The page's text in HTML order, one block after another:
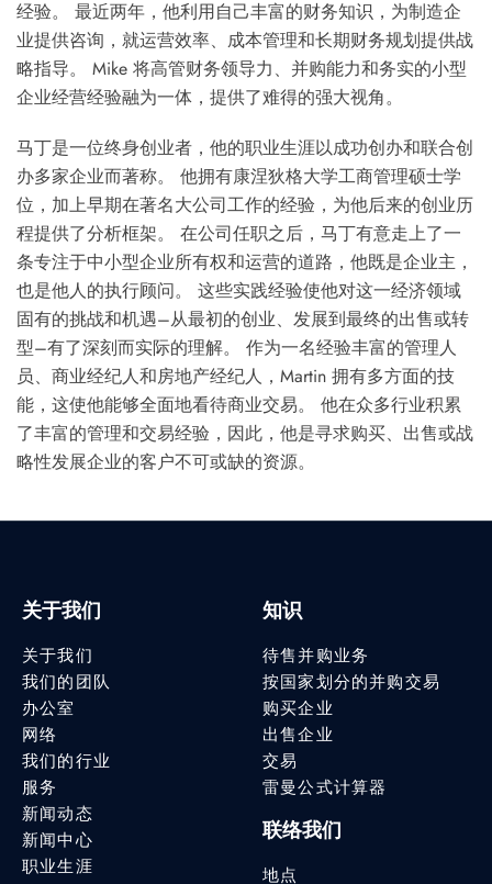
经验。 最近两年，他利用自己丰富的财务知识，为制造企
业提供咨询，就运营效率、成本管理和长期财务规划提供战
略指导。 Mike 将高管财务领导力、并购能力和务实的小型
企业经营经验融为一体，提供了难得的强大视角。
马丁是一位终身创业者，他的职业生涯以成功创办和联合创
办多家企业而著称。 他拥有康涅狄格大学工商管理硕士学
位，加上早期在著名大公司工作的经验，为他后来的创业历
程提供了分析框架。 在公司任职之后，马丁有意走上了一
条专注于中小型企业所有权和运营的道路，他既是企业主，
也是他人的执行顾问。 这些实践经验使他对这一经济领域
固有的挑战和机遇–从最初的创业、发展到最终的出售或转
型–有了深刻而实际的理解。 作为一名经验丰富的管理人
员、商业经纪人和房地产经纪人，Martin 拥有多方面的技
能，这使他能够全面地看待商业交易。 他在众多行业积累
了丰富的管理和交易经验，因此，他是寻求购买、出售或战
略性发展企业的客户不可或缺的资源。
关于我们
关于我们
我们的团队
办公室
网络
我们的行业
服务
新闻动态
新闻中心
职业生涯
知识
待售并购业务
按国家划分的并购交易
购买企业
出售企业
交易
雷曼公式计算器
联络我们
地点